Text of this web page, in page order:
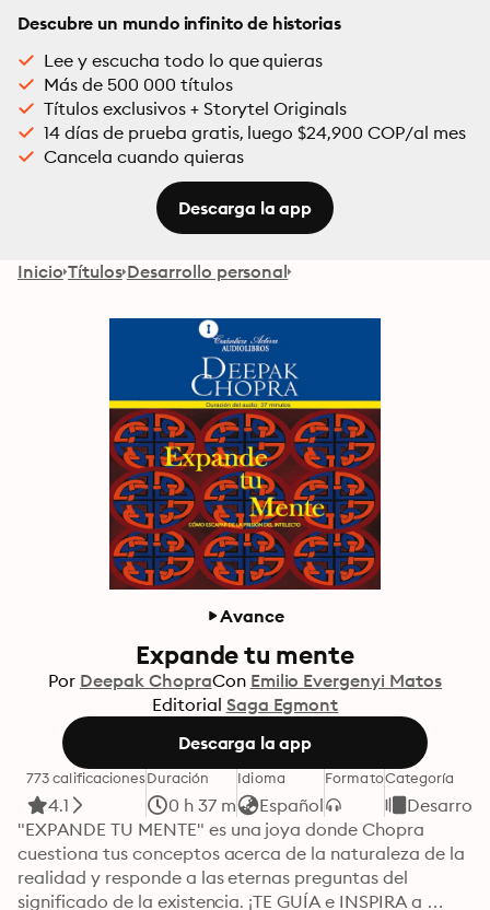
Descubre un mundo infinito de historias
Lee y escucha todo lo que quieras
Más de 500 000 títulos
Títulos exclusivos + Storytel Originals
14 días de prueba gratis, luego $24,900 COP/al mes
Cancela cuando quieras
Descarga la app
Inicio Títulos Desarrollo personal
Avance
Expande tu mente
Por Deepak ChopraCon Emilio Evergenyi Matos
Editorial Saga Egmont
Descarga la app
773 calificaciones
4.1
Duración
0 h 37 m
Idioma
Español
FormatoCategoría
"EXPANDE TU MENTE" es una joya donde Chopra
cuestiona tus conceptos acerca de la naturaleza de la
realidad y responde a las eternas preguntas del
significado de la existencia. ¡TE GUÍA e INSPIRA a